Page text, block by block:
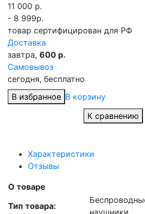
11 000 р.
- 8 999р.
товар сертифицирован для РФ
Доставка
завтра, 600 р.
Самовывоз
сегодня, бесплатно
В избранное В корзину
К сравнению
Характеристики
Отзывы
О товаре
Тип товара: